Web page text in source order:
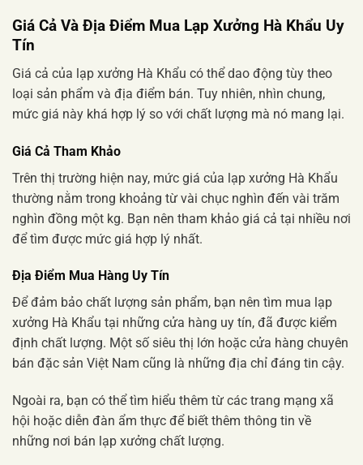
Giá Cả Và Địa Điểm Mua Lạp Xưởng Hà Khẩu Uy
Tín
Giá cả của lạp xưởng Hà Khẩu có thể dao động tùy theo
loại sản phẩm và địa điểm bán. Tuy nhiên, nhìn chung,
mức giá này khá hợp lý so với chất lượng mà nó mang lại.
Giá Cả Tham Khảo
Trên thị trường hiện nay, mức giá của lạp xưởng Hà Khẩu
thường nằm trong khoảng từ vài chục nghìn đến vài trăm
nghìn đồng một kg. Bạn nên tham khảo giá cả tại nhiều nơi
để tìm được mức giá hợp lý nhất.
Địa Điểm Mua Hàng Uy Tín
Để đảm bảo chất lượng sản phẩm, bạn nên tìm mua lạp
xưởng Hà Khẩu tại những cửa hàng uy tín, đã được kiểm
định chất lượng. Một số siêu thị lớn hoặc cửa hàng chuyên
bán đặc sản Việt Nam cũng là những địa chỉ đáng tin cậy.
Ngoài ra, bạn có thể tìm hiểu thêm từ các trang mạng xã
hội hoặc diễn đàn ẩm thực để biết thêm thông tin về
những nơi bán lạp xưởng chất lượng.